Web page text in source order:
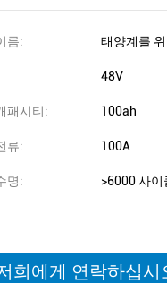
름: 태양계를
48V
패시티: 100ah
류: 100A
명: >6000 사이
희에게 연락하십시